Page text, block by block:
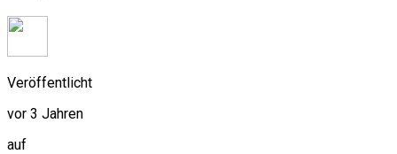
Veröffentlicht
vor 3 Jahren
auf